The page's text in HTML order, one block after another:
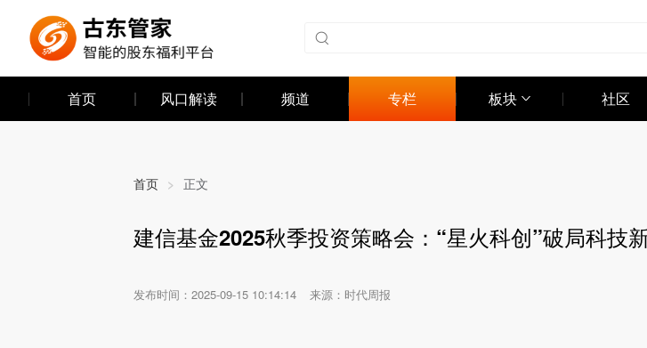
首页 风口解读 频道 专栏 板块 社区
首页 > 正文
建信基金2025秋季投资策略会：“星火科创”破局科技
发布时间： 2025-09-15 10:14:14 来源：时代周报